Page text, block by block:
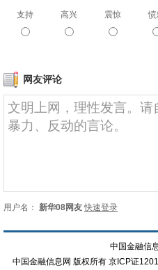
支持 高兴 震惊 愤
网友评论
用户名： 新华08网友 快速登录
中国金融信
中国金融信息网 版权所有 京ICP证